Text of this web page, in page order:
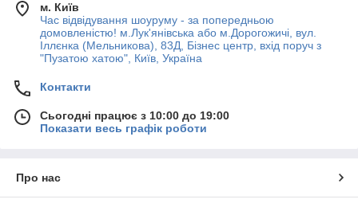
м. Київ
Час відвідування шоуруму - за попередньою
домовленістю! м.Лук'янівська або м.Дорогожичі, вул.
Іллєнка (Мельникова), 83Д, Бізнес центр, вхід поруч з
"Пузатою хатою", Київ, Україна
Контакти
Сьогодні працює з 10:00 до 19:00
Показати весь графік роботи
Про нас